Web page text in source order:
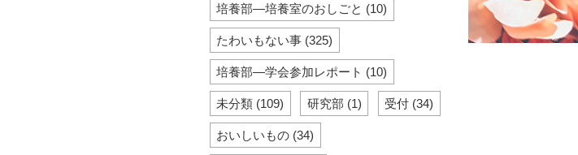
培養部―培養室のおしごと (10)
たわいもない事 (325)
培養部―学会参加レポート (10)
未分類 (109) 研究部 (1) 受付 (34)
おいしいもの (34)